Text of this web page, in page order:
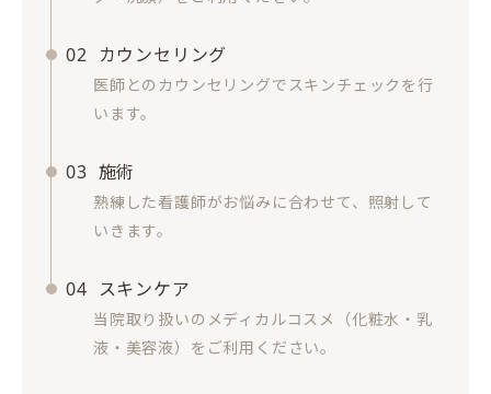
02 カウンセリング
医師とのカウンセリングでスキンチェックを行
います。
03 施術
熟練した看護師がお悩みに合わせて、照射して
いきます。
04 スキンケア
当院取り扱いのメディカルコスメ（化粧水・乳
液・美容液）をご利用ください。